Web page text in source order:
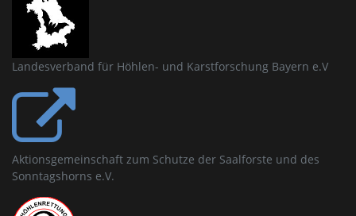
Landesverband für Höhlen- und Karstforschung Bayern e.V
Aktionsgemeinschaft zum Schutze der Saalforste und des
Sonntagshorns e.V.